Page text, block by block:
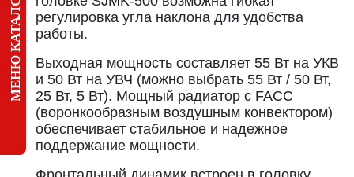
МЕНЮ КАТАЛОГА
регулировка угла наклона для удобства
работы.
Выходная мощность составляет 55 Вт на УКВ
и 50 Вт на УВЧ (можно выбрать 55 Вт / 50 Вт,
25 Вт, 5 Вт). Мощный радиатор с FACC
(воронкообразным воздушным конвектором)
обеспечивает стабильное и надежное
поддержание мощности.